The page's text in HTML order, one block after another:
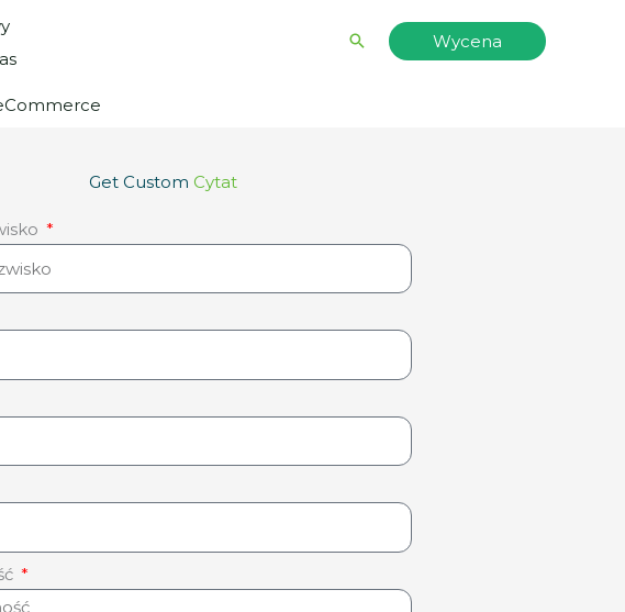
Wyszukiwanie
Wycena
Get Custom Cytat